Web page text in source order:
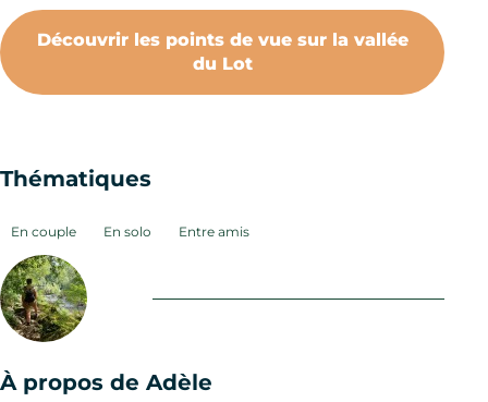
Découvrir les points de vue sur la vallée
du Lot
Thématiques
En couple En solo Entre amis
À propos de Adèle